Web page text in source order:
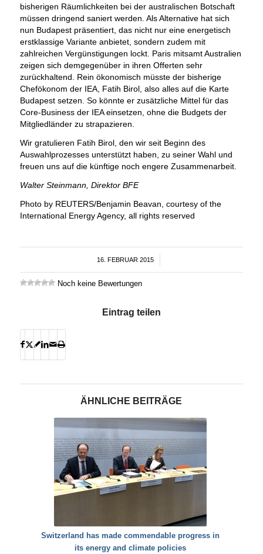
bisherigen Räumlichkeiten bei der australischen Botschaft
müssen dringend saniert werden. Als Alternative hat sich
nun Budapest präsentiert, das nicht nur eine energetisch
erstklassige Variante anbietet, sondern zudem mit
zahlreichen Vergünstigungen lockt. Paris mitsamt Australien
zeigen sich demgegenüber in ihren Offerten sehr
zurückhaltend. Rein ökonomisch müsste der bisherige
Chefökonom der IEA, Fatih Birol, also alles auf die Karte
Budapest setzen. So könnte er zusätzliche Mittel für das
Core-Business der IEA einsetzen, ohne die Budgets der
Mitgliedländer zu strapazieren.
Wir gratulieren Fatih Birol, den wir seit Beginn des
Auswahlprozesses unterstützt haben, zu seiner Wahl und
freuen uns auf die künftige noch engere Zusammenarbeit.
Walter Steinmann, Direktor BFE
Photo by REUTERS/Benjamin Beavan, courtesy of the
International Energy Agency, all rights reserved
16. FEBRUAR 2015
/
Noch keine Bewertungen
Eintrag teilen
ÄHNLICHE BEITRÄGE
Switzerland has made commendable progress in
its energy and climate policies